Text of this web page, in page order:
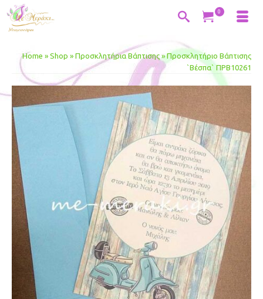
0
Home » Shop » Προσκλητήρια Βάπτισης » Προσκλητήριο Βάπτισης
`Βέσπα` ΠΡΒ10261